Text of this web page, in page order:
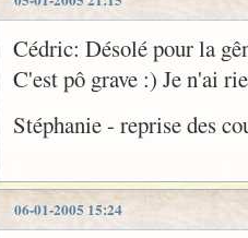
Cédric: Désolé pour la
C'est pô grave :) Je n'ai
Stéphanie - reprise des
06-01-2005 15:24